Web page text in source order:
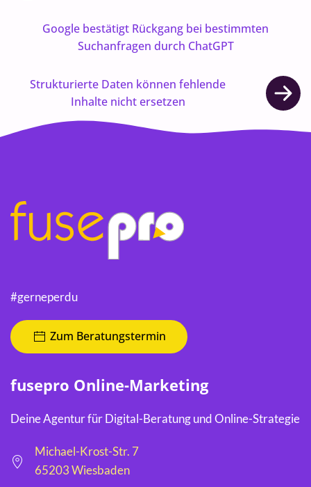
Google bestätigt Rückgang bei bestimmten
Suchanfragen durch ChatGPT
Strukturierte Daten können fehlende
Inhalte nicht ersetzen
#gerneperdu
Zum Beratungstermin
fusepro Online-Marketing
Deine Agentur für Digital-Beratung und Online-Strategie
Michael-Krost-Str. 7
65203 Wiesbaden